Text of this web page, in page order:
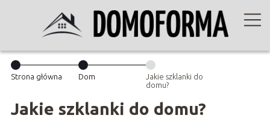
Strona główna Dom
Jakie szklanki do
domu?
Jakie szklanki do domu?